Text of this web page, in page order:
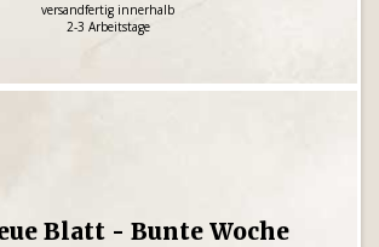
versandfertig innerhalb
2-3 Arbeitstage
Blatt - Bunte Woche